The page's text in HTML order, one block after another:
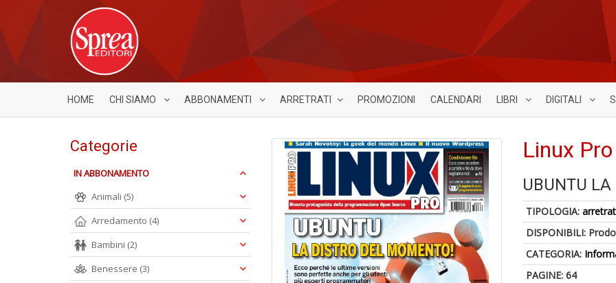
HOME CHI SIAMO ABBONAMENTI ARRETRATI PROMOZIONI CALENDARI LIBRI DIGITALI
Linux
UBUNTU LA
TIPOLOGIA:
DISPONIBILI:
CATEGORIA:
PAGINE: 64
Categorie
IN ABBONAMENTO
Animali (5)
Arredamento (4)
Bambini (2)
Benessere (3)